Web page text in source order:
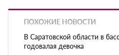
ПОХОЖИЕ НОВОСТИ
В Саратовской области в
годовалая девочка